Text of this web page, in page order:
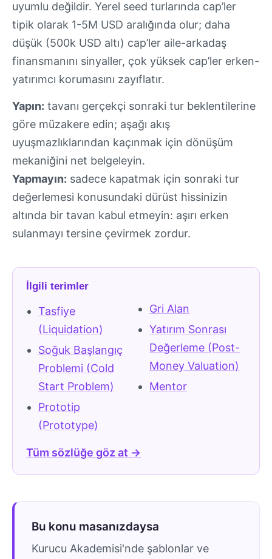
uyumlu değildir. Yerel seed turlarında cap’ler
tipik olarak 1-5M USD aralığında olur; daha
düşük (500k USD altı) cap’ler aile-arkadaş
finansmanını sinyaller, çok yüksek cap’ler erken-
yatırımcı korumasını zayıflatır.
Yapın: tavanı gerçekçi sonraki tur beklentilerine
göre müzakere edin; aşağı akış
uyuşmazlıklarından kaçınmak için dönüşüm
mekaniğini net belgeleyin.
Yapmayın: sadece kapatmak için sonraki tur
değerlemesi konusundaki dürüst hissinizin
altında bir tavan kabul etmeyin: aşırı erken
sulanmayı tersine çevirmek zordur.
İlgili terimler
Tasfiye
(Liquidation)
Soğuk Başlangıç
Problemi (Cold
Start Problem)
Prototip
(Prototype)
Gri Alan
Yatırım Sonrası
Değerleme (Post-
Money Valuation)
Mentor
Tüm sözlüğe göz at →
Bu konu masanızdaysa
Kurucu Akademisi'nde şablonlar ve